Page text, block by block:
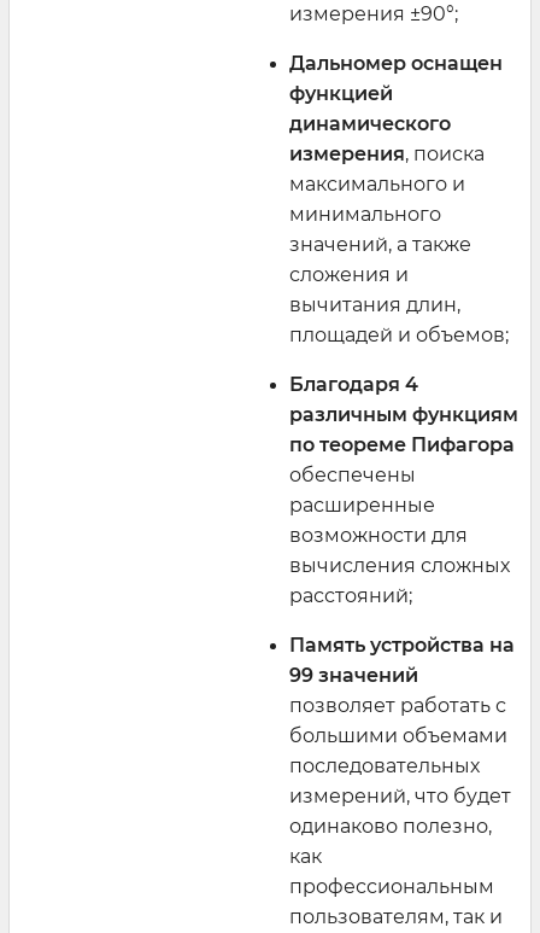
измерения ±90°;
Дальномер оснащен
функцией
динамического
измерения, поиска
максимального и
минимального
значений, а также
сложения и
вычитания длин,
площадей и объемов;
Благодаря 4
различным функциям
по теореме Пифагора
обеспечены
расширенные
возможности для
вычисления сложных
расстояний;
Память устройства на
99 значений
позволяет работать с
большими объемами
последовательных
измерений, что будет
одинаково полезно,
как
профессиональным
пользователям, так и